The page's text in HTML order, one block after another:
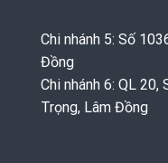
Chi nhánh 5: Số
Đồng
Chi nhánh 6: QL 20,
Trọng, Lâm Đồng